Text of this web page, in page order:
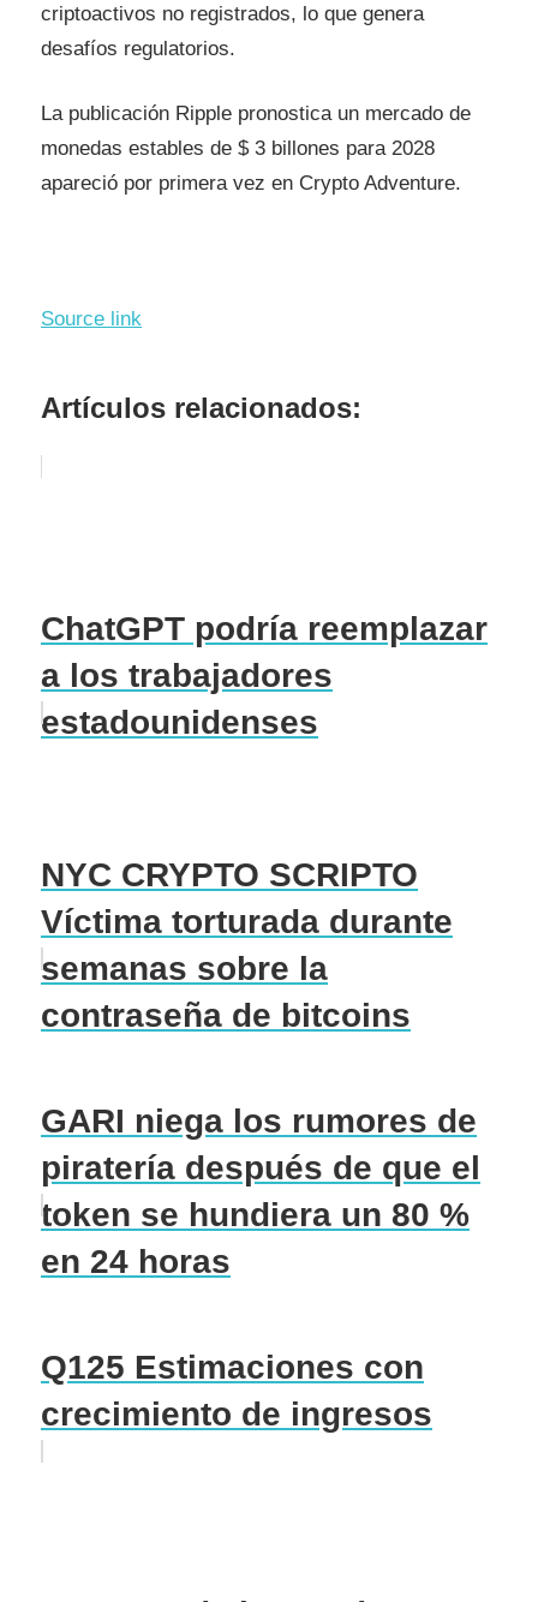
criptoactivos no registrados, lo que genera
desafíos regulatorios.
La publicación Ripple pronostica un mercado de
monedas estables de $ 3 billones para 2028
apareció por primera vez en Crypto Adventure.
Source link
Artículos relacionados:
ChatGPT podría reemplazar
a los trabajadores
estadounidenses
NYC CRYPTO SCRIPTO
Víctima torturada durante
semanas sobre la
contraseña de bitcoins
GARI niega los rumores de
piratería después de que el
token se hundiera un 80 %
en 24 horas
Q125 Estimaciones con
crecimiento de ingresos